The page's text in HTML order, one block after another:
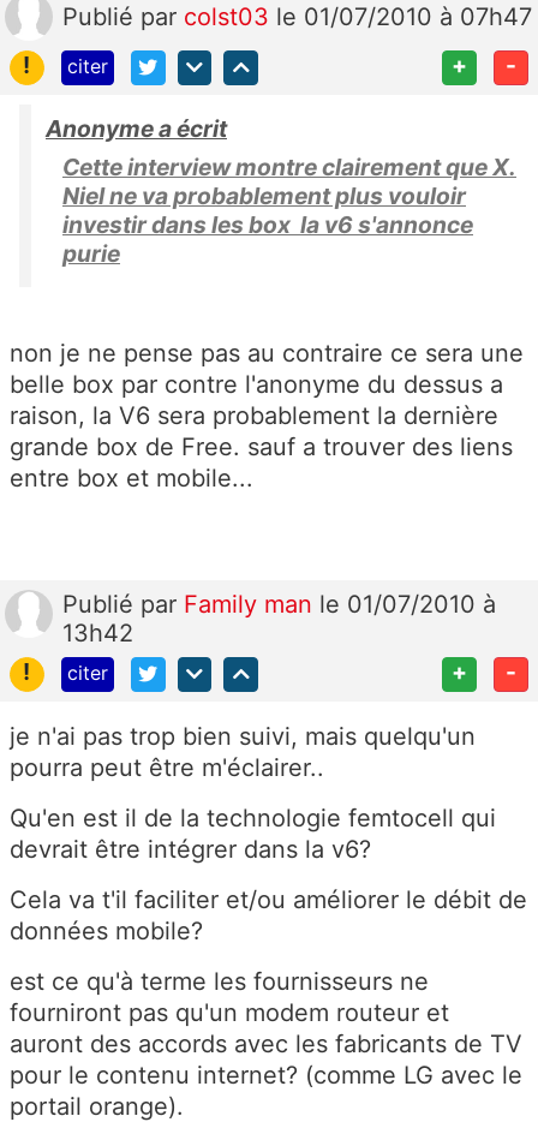
Publié par colst03 le 01/07/2010 à 07h47
!
citer + -
Anonyme a écrit
Cette interview montre clairement que X.
Niel ne va probablement plus vouloir
investir dans les box la v6 s'annonce
purie
non je ne pense pas au contraire ce sera une
belle box par contre l'anonyme du dessus a
raison, la V6 sera probablement la dernière
grande box de Free. sauf a trouver des liens
entre box et mobile...
Publié par Family man le 01/07/2010 à
13h42
!
citer + -
je n'ai pas trop bien suivi, mais quelqu'un
pourra peut être m'éclairer..
Qu'en est il de la technologie femtocell qui
devrait être intégrer dans la v6?
Cela va t'il faciliter et/ou améliorer le débit de
données mobile?
est ce qu'à terme les fournisseurs ne
fourniront pas qu'un modem routeur et
auront des accords avec les fabricants de TV
pour le contenu internet? (comme LG avec le
portail orange).